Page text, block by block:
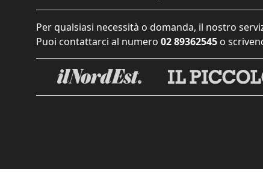
Per qualsiasi necessità o domanda, il nostro
Puoi contattarci al numero 02 89362545 o